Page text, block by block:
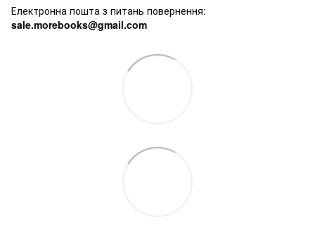
Електронна пошта з питань повернення:
sale.morebooks@gmail.com